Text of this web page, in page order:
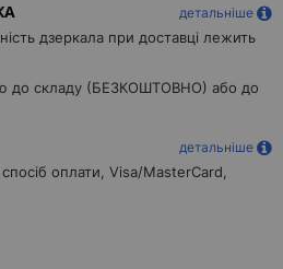
детальніше
дзеркала при доставці лежить
до складу (БЕЗКОШТОВНО) або до
детальніше
оплати, Visa/MasterCard,